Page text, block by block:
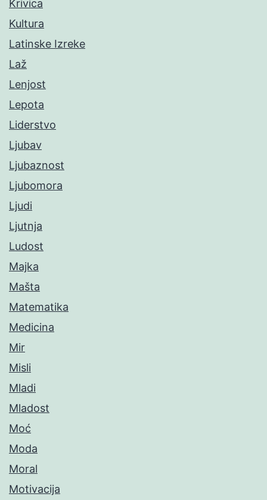
Krivica
Kultura
Latinske Izreke
Laž
Lenjost
Lepota
Liderstvo
Ljubav
Ljubaznost
Ljubomora
Ljudi
Ljutnja
Ludost
Majka
Mašta
Matematika
Medicina
Mir
Misli
Mladi
Mladost
Moć
Moda
Moral
Motivacija